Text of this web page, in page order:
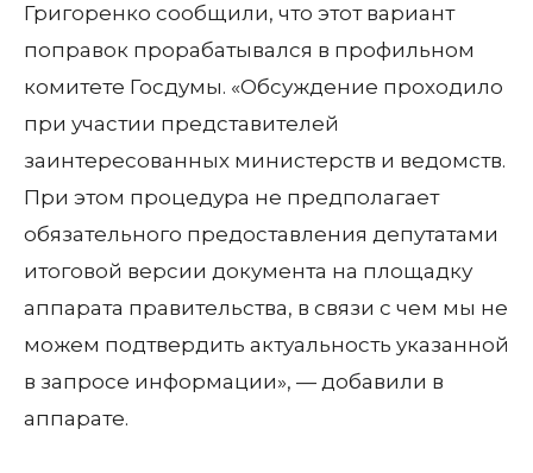
Григоренко сообщили, что этот вариант
поправок прорабатывался в профильном
комитете Госдумы. «Обсуждение проходило
при участии представителей
заинтересованных министерств и ведомств.
При этом процедура не предполагает
обязательного предоставления депутатами
итоговой версии документа на площадку
аппарата правительства, в связи с чем мы не
можем подтвердить актуальность указанной
в запросе информации», — добавили в
аппарате.